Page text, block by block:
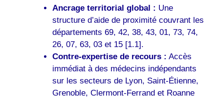
Ancrage territorial global : Une
structure d’aide de proximité couvrant les
départements 69, 42, 38, 43, 01, 73, 74,
26, 07, 63, 03 et 15 [1.1].
Contre-expertise de recours : Accès
immédiat à des médecins indépendants
sur les secteurs de Lyon, Saint-Étienne,
Grenoble, Clermont-Ferrand et Roanne